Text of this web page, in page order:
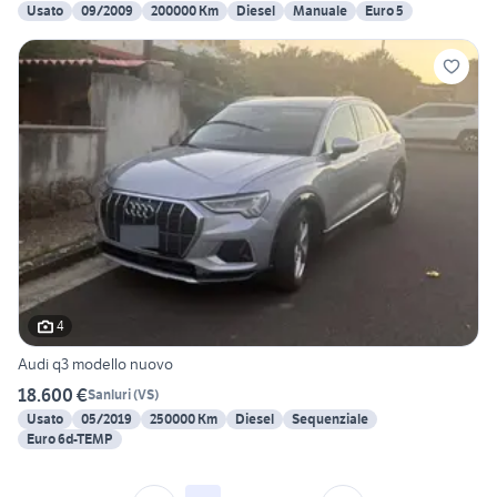
Usato 09/2009 200000 Km Diesel Manuale Euro 5
4
Audi q3 modello nuovo
18.600 €Sanluri(VS)
Usato
05/2019 250000 Km Diesel
Sequenziale
Euro 6d-TEMP